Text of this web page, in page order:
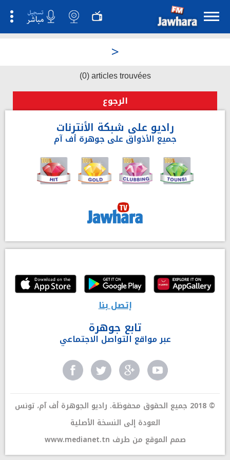
>
(0) articles trouvées
الرجوع
راديو على شبكة الأنترنات
جميع الأذواق على جوهرة أف آم
إتصل بنا
تابع جوهرة
عبر مواقع التواصل الاجتماعي
© 2018 جميع الحقوق محفوظة. راديو الجوهرة أف آم، تونس
العودة إلى النسخة الأصلية
www.medianet.tn صمم الموقع من طرف